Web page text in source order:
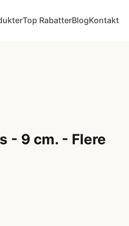
Top RabatterBlogKontakt
- 9 cm. - Flere